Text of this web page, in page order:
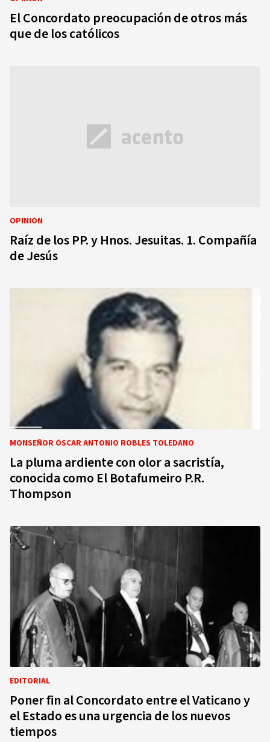
El Concordato preocupación de otros más
que de los católicos
OPINIÓN
Raíz de los PP. y Hnos. Jesuitas. 1. Compañía
de Jesús
MONSEÑOR ÓSCAR ANTONIO ROBLES TOLEDANO
La pluma ardiente con olor a sacristía,
conocida como El Botafumeiro P.R.
Thompson
EDITORIAL
Poner fin al Concordato entre el Vaticano y
el Estado es una urgencia de los nuevos
tiempos